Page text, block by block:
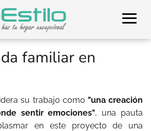
familiar en
su trabajo como "una creación
sentir emociones", una pauta
en este proyecto de una